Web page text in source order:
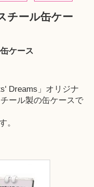
チール缶ケー
ケース
Dreams」オリジナ
ール製の缶ケースで
。